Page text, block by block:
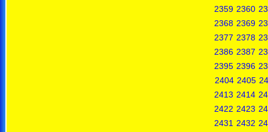
2359 2360
2368 2369
2377 2378
2386 2387
2395 2396
2404 2405
2413 2414
2422 2423
2431 2432